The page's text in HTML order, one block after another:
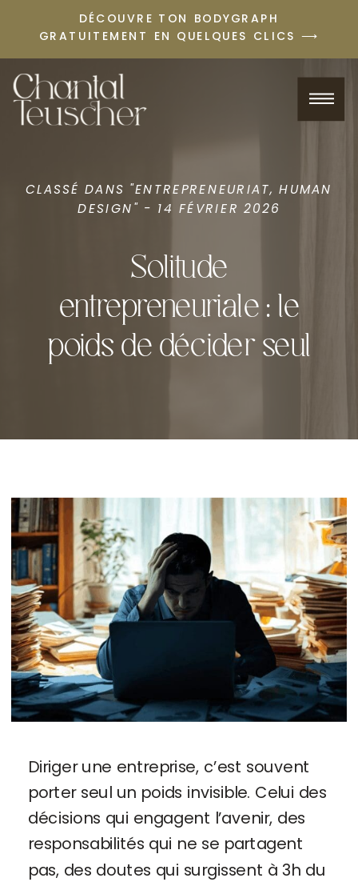
DÉCOUVRE TON BODYGRAPH
GRATUITEMENT EN QUELQUES CLICS ⟶
Solitude
entrepreneuriale : le
poids de décider seul
CLASSÉ DANS "ENTREPRENEURIAT,HUMAN
DESIGN" - 14 FÉVRIER 2026
Diriger une entreprise, c’est souvent
porter seul un poids invisible. Celui des
décisions qui engagent l’avenir, des
responsabilités qui ne se partagent
pas, des doutes qui surgissent à 3h du